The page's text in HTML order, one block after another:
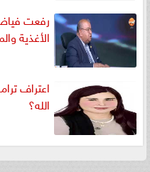
رفعت
الأغذية
اعتراف
الله؟